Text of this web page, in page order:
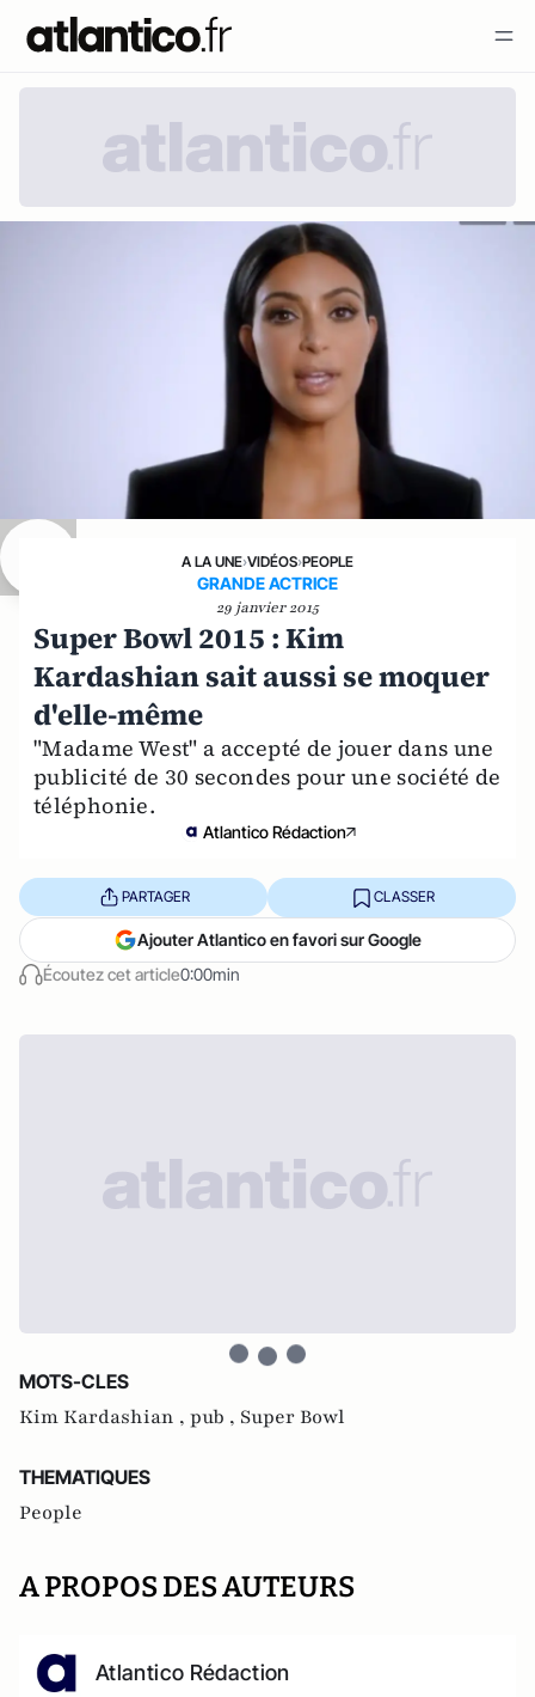
A LA UNE›VIDÉOS›PEOPLE
GRANDE ACTRICE
29 janvier 2015
Super Bowl 2015 : Kim
Kardashian sait aussi se moquer
d'elle-même
"Madame West" a accepté de jouer dans une
publicité de 30 secondes pour une société de
téléphonie.
Atlantico Rédaction
Écoutez cet article0:00min
PARTAGER CLASSER
Ajouter Atlantico en favori sur Google
MOTS-CLES
Kim Kardashian , pub , Super Bowl
THEMATIQUES
People
A PROPOS DES AUTEURS
Atlantico Rédaction